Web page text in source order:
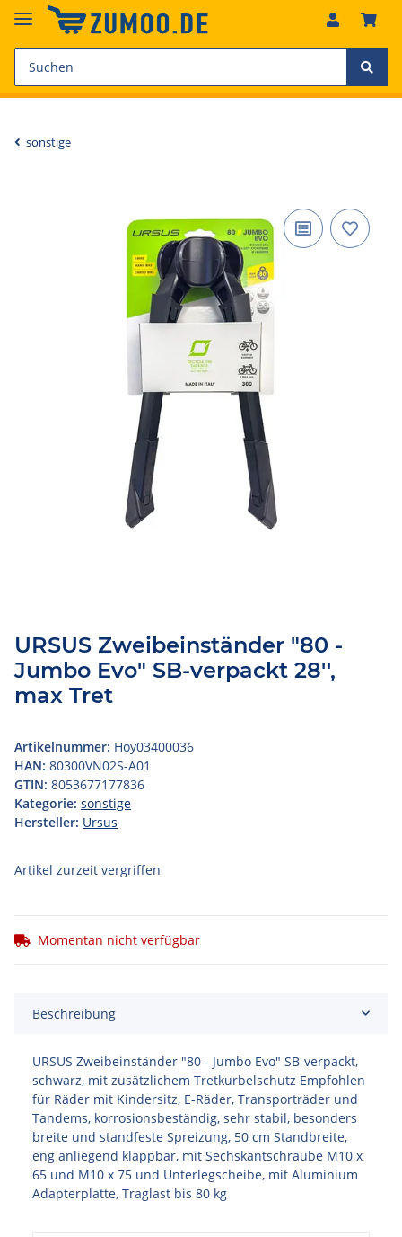
sonstige
URSUS Zweibeinständer "80 -
Jumbo Evo" SB-verpackt 28'',
max Tret
Artikelnummer: Hoy03400036
HAN: 80300VN02S-A01
GTIN: 8053677177836
Kategorie: sonstige
Hersteller: Ursus
Artikel zurzeit vergriffen
Momentan nicht verfügbar
Beschreibung
URSUS Zweibeinständer "80 - Jumbo Evo" SB-verpackt,
schwarz, mit zusätzlichem Tretkurbelschutz Empfohlen
für Räder mit Kindersitz, E-Räder, Transporträder und
Tandems, korrosionsbeständig, sehr stabil, besonders
breite und standfeste Spreizung, 50 cm Standbreite,
eng anliegend klappbar, mit Sechskantschraube M10 x
65 und M10 x 75 und Unterlegscheibe, mit Aluminium
Adapterplatte, Traglast bis 80 kg